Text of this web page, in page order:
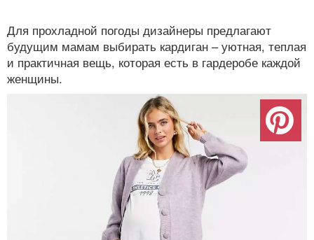
Для прохладной погоды дизайнеры предлагают
будущим мамам выбирать кардиган – уютная, теплая
и практичная вещь, которая есть в гардеробе каждой
женщины.